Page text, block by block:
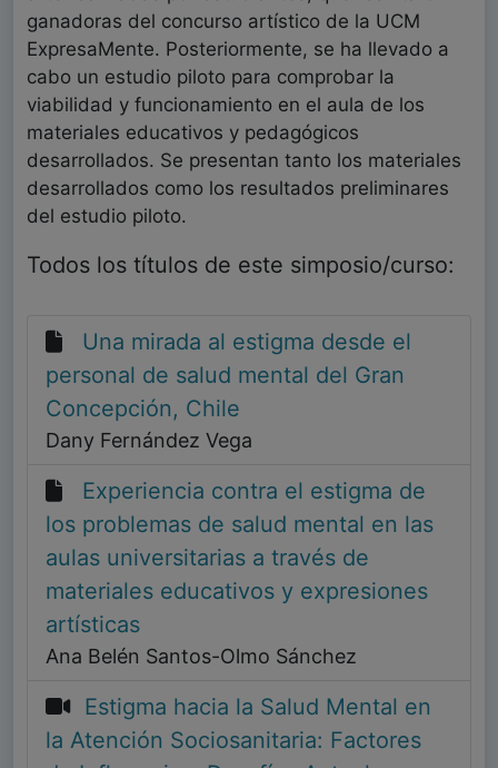
ganadoras del concurso artístico de la UCM
ExpresaMente. Posteriormente, se ha llevado a
cabo un estudio piloto para comprobar la
viabilidad y funcionamiento en el aula de los
materiales educativos y pedagógicos
desarrollados. Se presentan tanto los materiales
desarrollados como los resultados preliminares
del estudio piloto.
Todos los títulos de este simposio/curso:
Una mirada al estigma desde el
personal de salud mental del Gran
Concepción, Chile
Dany Fernández Vega
Experiencia contra el estigma de
los problemas de salud mental en las
aulas universitarias a través de
materiales educativos y expresiones
artísticas
Ana Belén Santos-Olmo Sánchez
Estigma hacia la Salud Mental en
la Atención Sociosanitaria: Factores